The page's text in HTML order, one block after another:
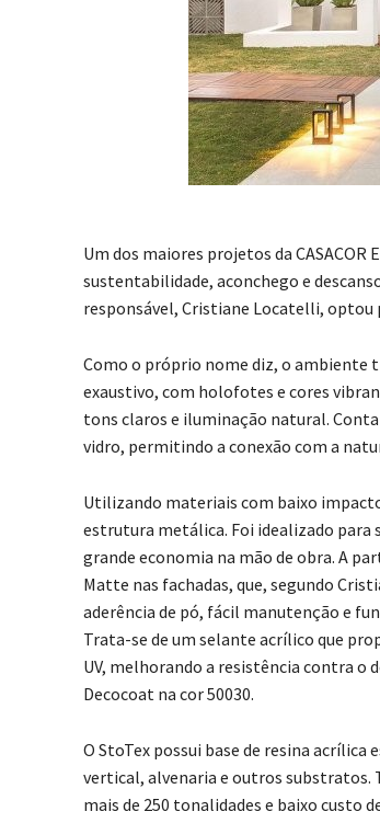
Um dos maiores projetos da
sustentabilidade, aconchego e
responsável, Cristiane Locatelli, optou
Como o próprio nome diz, o ambiente
exaustivo, com holofotes e cores
tons claros e iluminação natural. Conta
vidro, permitindo a conexão com a
Utilizando materiais com baixo
estrutura metálica. Foi idealizado para
grande economia na mão de obra. A
Matte nas fachadas, que, segundo
aderência de pó, fácil manutenção e
Trata-se de um selante acrílico que
UV, melhorando a resistência contra o
Decocoat na cor 50030.
O StoTex possui base de resina
vertical, alvenaria e outros substratos.
mais de 250 tonalidades e baixo custo